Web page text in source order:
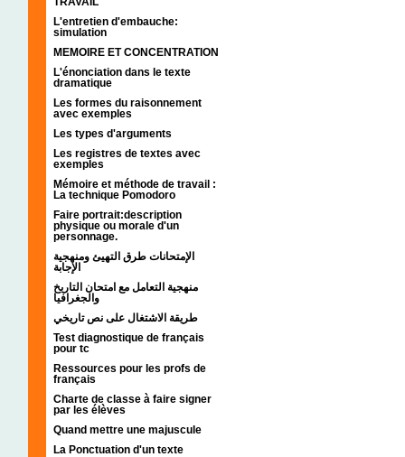
L'entretien d'embauche:
simulation
MEMOIRE ET CONCENTRATION
L'énonciation dans le texte
dramatique
Les formes du raisonnement
avec exemples
Les types d'arguments
Les registres de textes avec
exemples
Mémoire et méthode de travail :
La technique Pomodoro
Faire portrait:description
physique ou morale d'un
personnage.
الإمتحانات طرق التهيئ ومنهجية
الإجابة
منهجية التعامل مع امتحان التاريخ
والجغرافيا
طريقة الاشتغال على نص تاريخي
Test diagnostique de français
pour tc
Ressources pour les profs de
français
Charte de classe à faire signer
par les élèves
Quand mettre une majuscule
La Ponctuation d'un texte